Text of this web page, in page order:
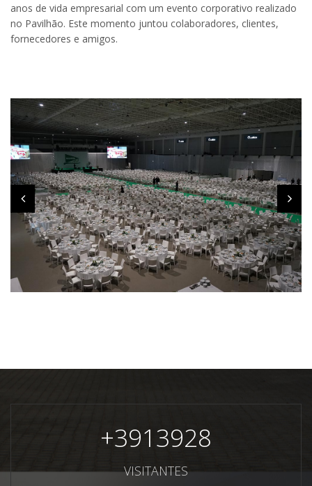
anos de vida empresarial com um evento corporativo realizado
no Pavilhão. Este momento juntou colaboradores, clientes,
fornecedores e amigos.
+3913928
VISITANTES